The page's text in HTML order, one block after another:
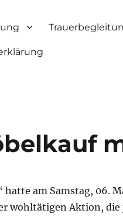
am Samstag, 06.
wohltätigen Aktion,